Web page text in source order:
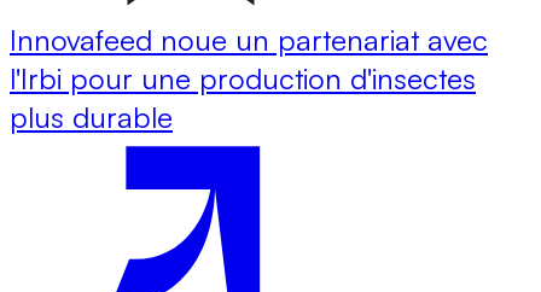
Innovafeed noue un partenariat avec
l'Irbi pour une production d'insectes
plus durable